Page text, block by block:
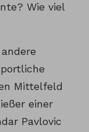
Wie viel
Mittelfeld
einer
Pavlovic